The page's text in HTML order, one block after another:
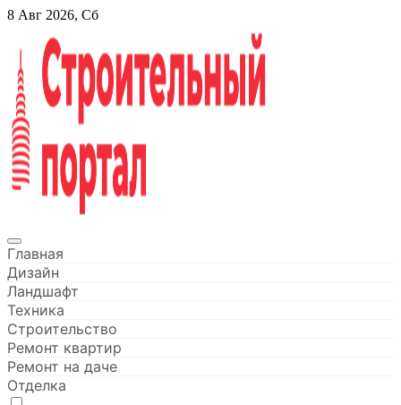
Перейти
содержанию
8 Авг 2026, Сб
Строительный портал
Главная
Дизайн
Ландшафт
Техника
Строительство
Ремонт квартир
Ремонт на даче
Отделка